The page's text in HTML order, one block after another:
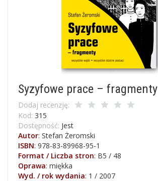
Syzyfowe prace – fragmenty
Dodaj recenzję:
Kod: 315
Dostępność: Jest
Autor: Stefan Żeromski
ISBN: 978-83-89968-95-1
Format / Liczba stron: B5 / 48
Oprawa: miękka
Wyd. / rok wydania: 1 / 2007